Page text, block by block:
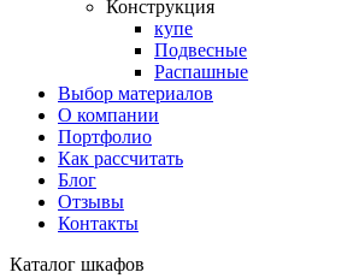
Конструкция
купе
Подвесные
Распашные
Выбор материалов
О компании
Портфолио
Как рассчитать
Блог
Отзывы
Контакты
Каталог шкафов